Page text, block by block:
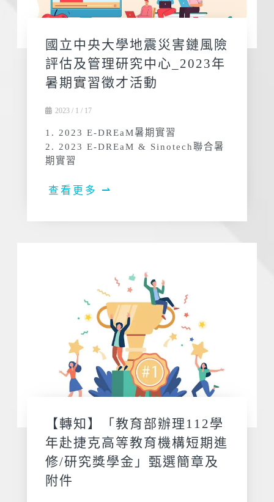
國立中央大學地震災害鏈風險
評估及管理研究中心_2023年
暑期實習徵才活動
2023 / 1 / 17
1. 2023 E-DREaM暑期實習
2. 2023 E-DREaM & Sinotech聯合暑
期實習
查看更多 ⇀
【轉知】「教育部辦理112學
年赴捷克高等教育機構短期進
修/研究獎學金」甄選簡章及
附件